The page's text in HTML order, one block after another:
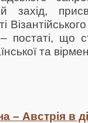
захід,
постаті, що
та
– Австрія в